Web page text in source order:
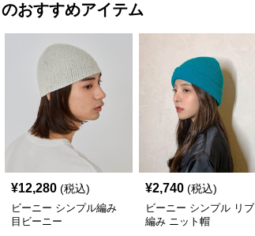
のおすすめアイテム
¥12,280 (税込)
ビーニー シンプル編み
目ビーニー
¥2,740 (税込)
ビーニー シンプル リブ
編み ニット帽